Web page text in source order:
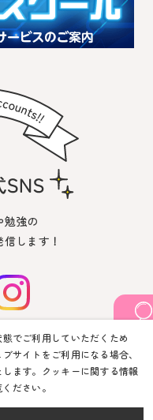
勉強の
します！
Reserved.
でご利用していただくため
サイトをご利用になる場合、
ます。クッキーに関する情報
ださい。